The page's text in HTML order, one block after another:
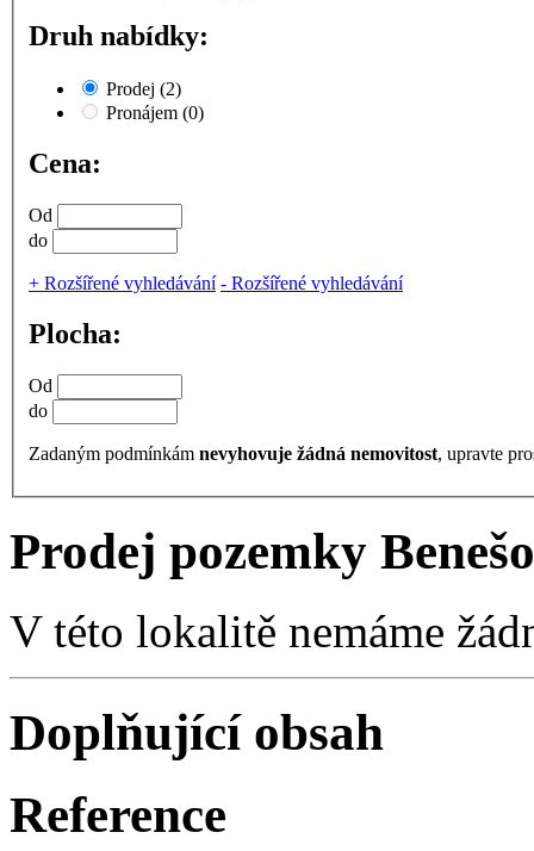
Druh nabídky:
Prodej (2)
Pronájem (0)
Cena:
Od
do
+ Rozšířené vyhledávání - Rozšířené vyhledávání
Plocha:
Od
do
Zadaným podmínkám nevyhovuje žádná nemovitost, upravte
Prodej pozemky
V této lokalitě nemáme
Doplňující obsah
Reference